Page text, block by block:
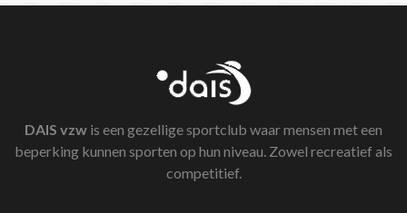
DAIS vzw is een gezellige sportclub waar mensen met een
beperking kunnen sporten op hun niveau. Zowel recreatief als
competitief.